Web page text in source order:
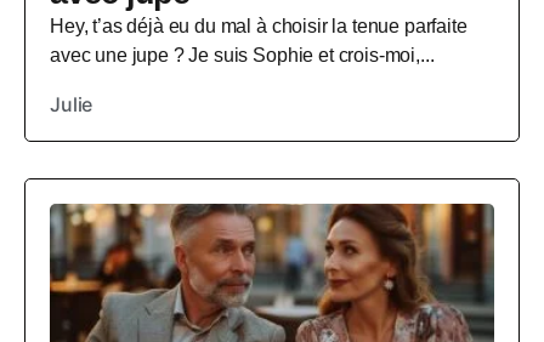
Hey, t’as déjà eu du mal à choisir la tenue parfaite
avec une jupe ? Je suis Sophie et crois-moi,...
Julie